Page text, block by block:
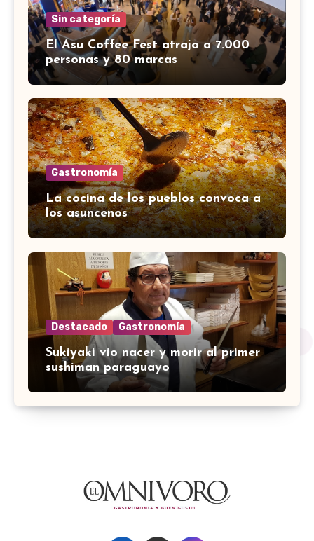
Sin categoría
El Asu Coffee Fest atrajo a 7.000
personas y 80 marcas
Gastronomía
La cocina de los pueblos convoca a
los asuncenos
Destacado Gastronomía
Sukiyaki vio nacer y morir al primer
sushiman paraguayo